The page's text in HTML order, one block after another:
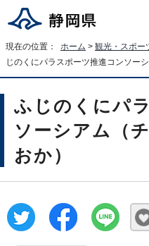
現在の位置： ホーム > 観光・スポー
じのくにパラスポーツ推進コンソー
ふじのくにパ
ソーシアム（
おか）